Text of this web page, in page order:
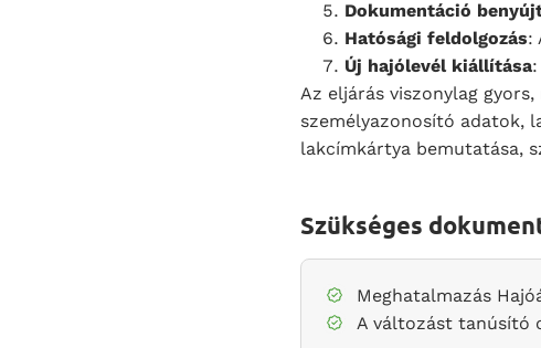
Dokumentáció
Hatósági feldolgozás:
Új hajólevél kiállítása
Az eljárás viszonylag
személyazonosító adatok,
lakcímkártya bemutatása,
Szükséges
Meghatalmazás
A változást tanúsító